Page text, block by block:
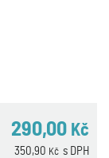
290,00 Kč
s DPH
350,90 Kč